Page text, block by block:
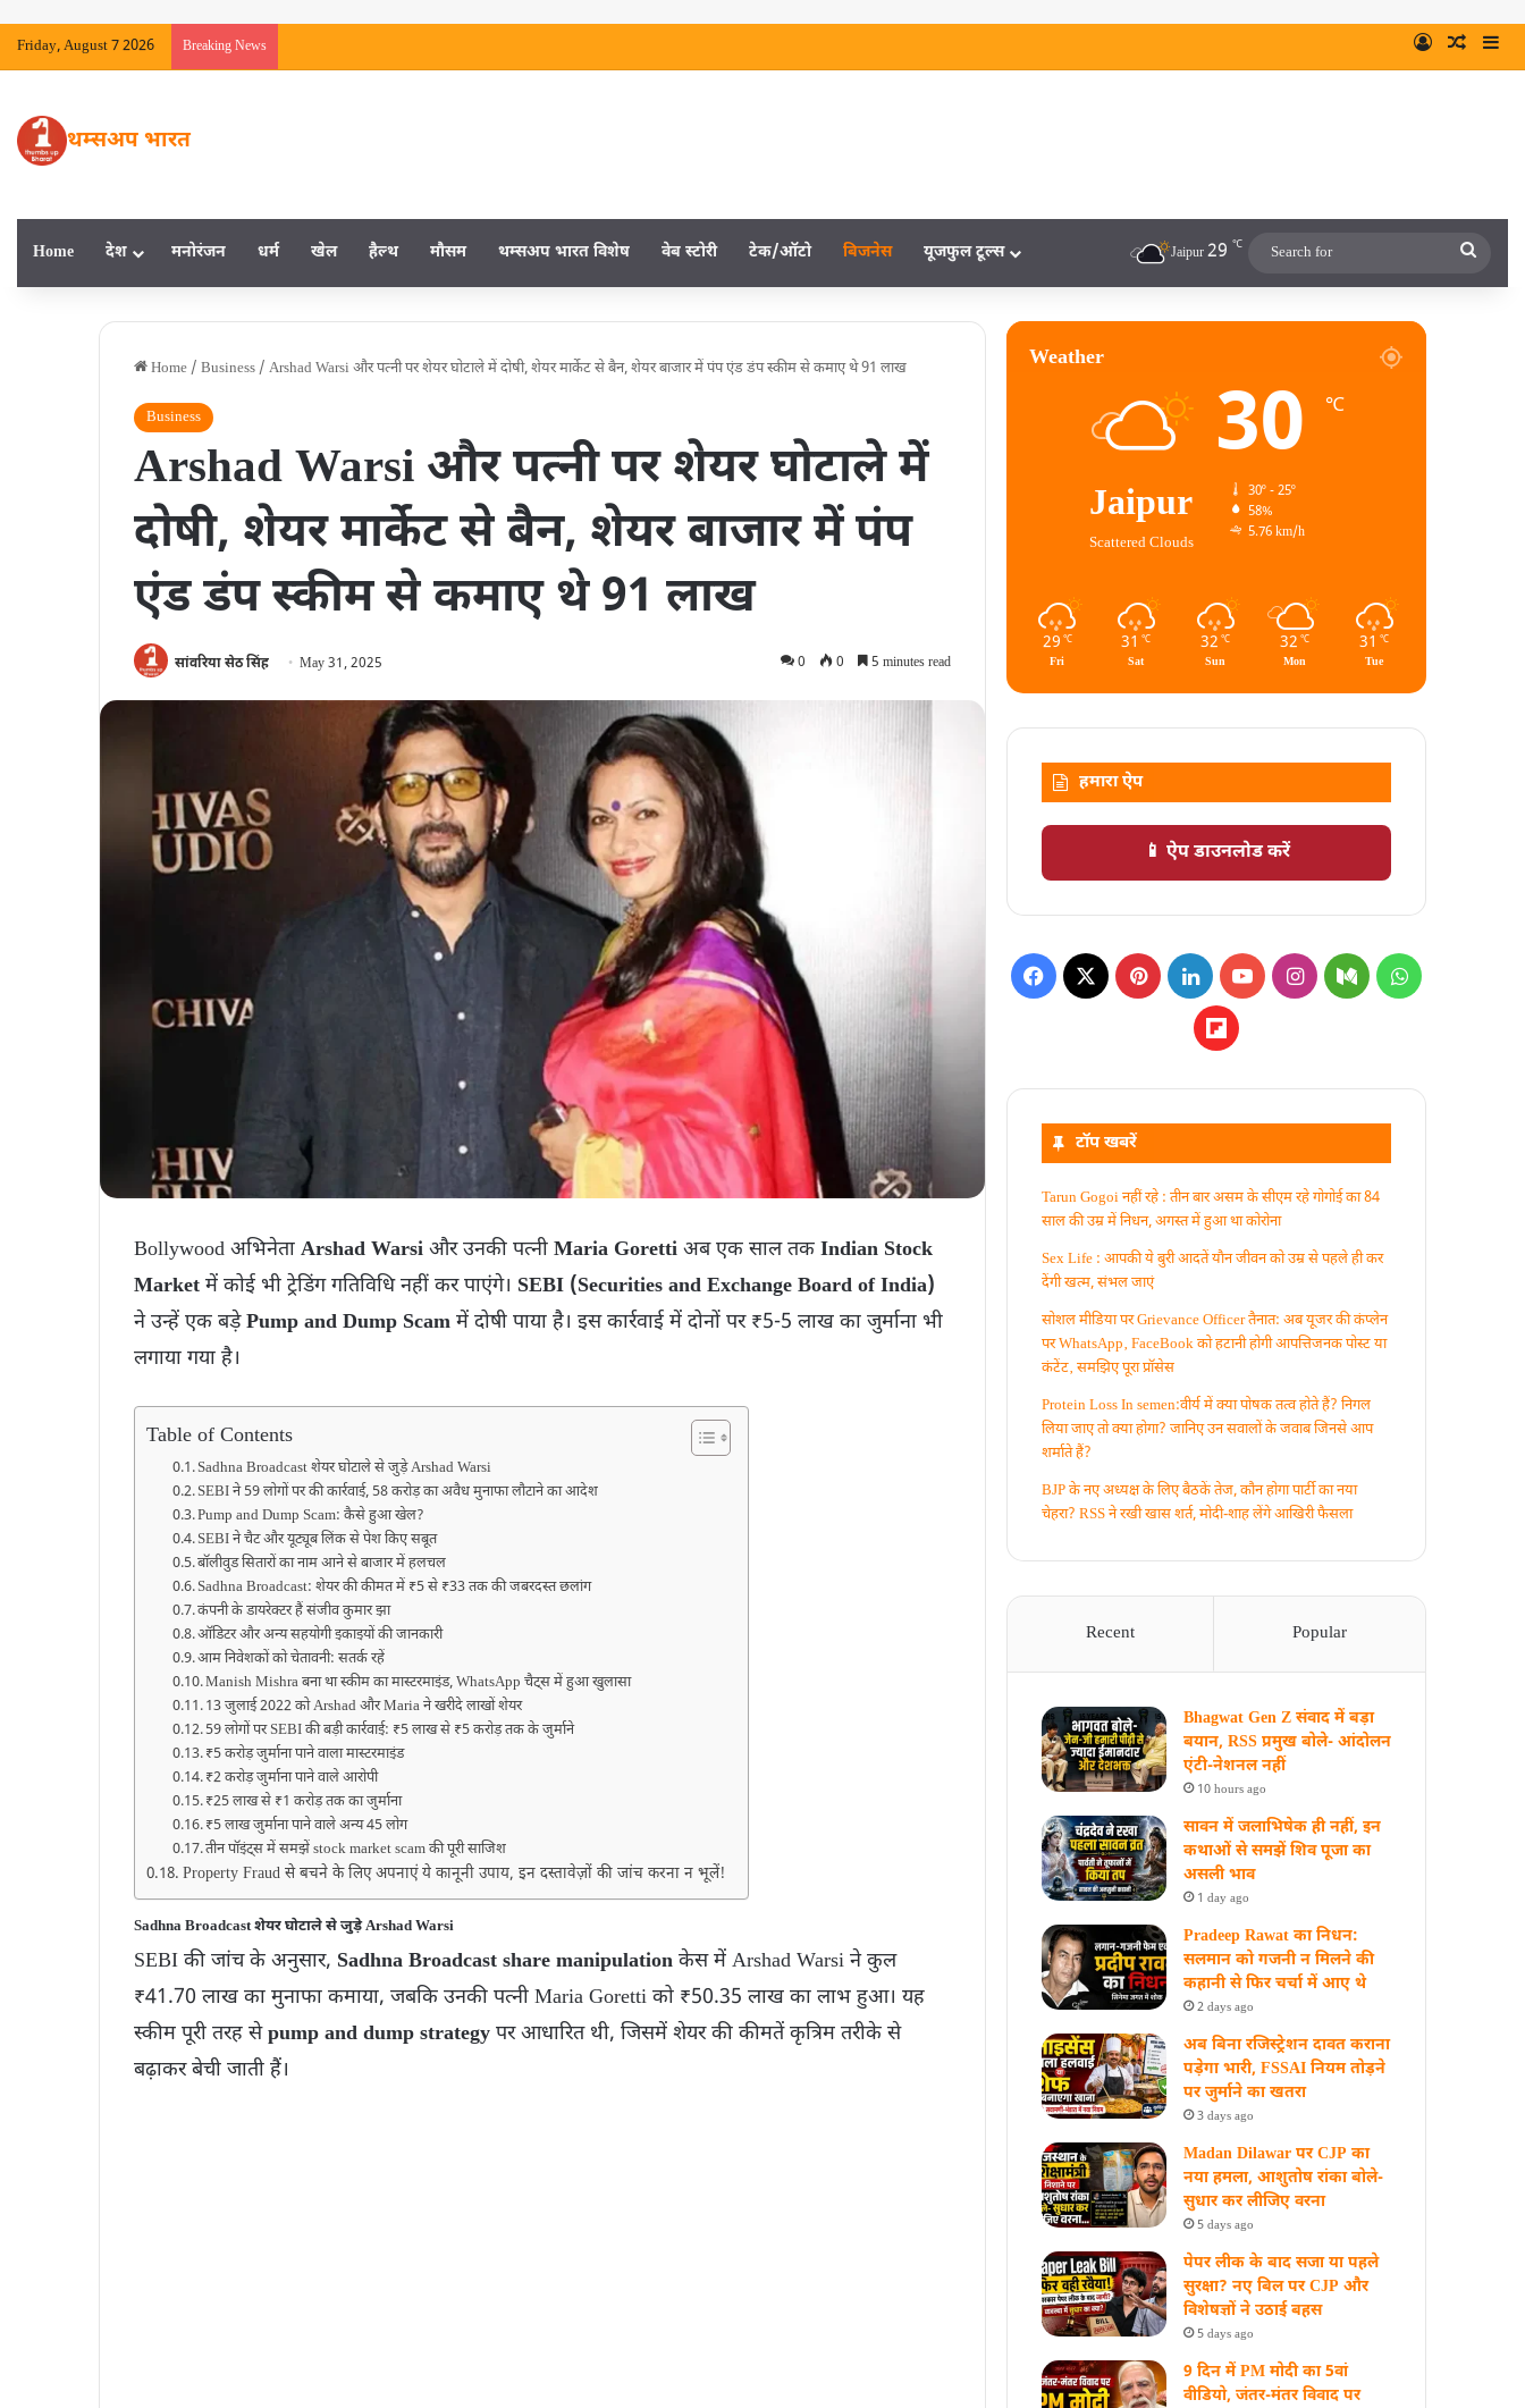
Friday, August 7 2026 Breaking News
थम्सअप भारत
Home देश मनाेरंजन धर्म खेल हैल्‍थ मौसम थम्‍सअप भारत विशेष वेब स्‍टोरी टेक/ऑटो बिजनेस यूजफुल टूल्‍स Jaipur29 ℃
Home / Business / Arshad Warsi और पत्नी पर शेयर घोटाले में दोषी, शेयर मार्केट से बैन, शेयर बाजार में पंप एंड डंप स्कीम से कमाए थे 91 लाख
Business
Arshad Warsi और पत्नी पर शेयर घोटाले में
दोषी, शेयर मार्केट से बैन, शेयर बाजार में पंप
एंड डंप स्कीम से कमाए थे 91 लाख
सांवरिया सेठ सिंह May 31, 2025 0 0 5 minutes read
Bollywood अभिनेता Arshad Warsi और उनकी पत्नी Maria Goretti अब एक साल तक Indian Stock
Market में कोई भी ट्रेडिंग गतिविधि नहीं कर पाएंगे। SEBI (Securities and Exchange Board of India)
ने उन्हें एक बड़ेPump and Dump Scam में दोषी पाया है। इस कार्रवाई में दोनों पर ₹5-5 लाख का जुर्माना भी
लगाया गया है।
Table of Contents
Sadhna Broadcast शेयर घोटाले से जुड़े Arshad Warsi
SEBI ने 59 लोगों पर की कार्रवाई, 58 करोड़ का अवैध मुनाफा लौटाने का आदेश
Pump and Dump Scam: कैसे हुआ खेल?
SEBI ने चैट और यूट्यूब लिंक से पेश किए सबूत
बॉलीवुड सितारों का नाम आने से बाजार में हलचल
Sadhna Broadcast: शेयर की कीमत में ₹5 से ₹33 तक की जबरदस्त छलांग
कंपनी के डायरेक्टर हैं संजीव कुमार झा
ऑडिटर और अन्य सहयोगी इकाइयों की जानकारी
आम निवेशकों को चेतावनी: सतर्क रहें
Manish Mishra बना था स्कीम का मास्टरमाइंड, WhatsApp चैट्स में हुआ खुलासा
13 जुलाई 2022 को Arshad और Maria ने खरीदे लाखों शेयर
59 लोगों पर SEBI की बड़ी कार्रवाई: ₹5 लाख से ₹5 करोड़ तक के जुर्माने
₹5 करोड़ जुर्माना पाने वाला मास्टरमाइंड
₹2 करोड़ जुर्माना पाने वाले आरोपी
₹25 लाख से ₹1 करोड़ तक का जुर्माना
₹5 लाख जुर्माना पाने वाले अन्य 45 लोग
तीन पॉइंट्स में समझें stock market scam की पूरी साजिश
Property Fraud से बचने के लिए अपनाएं ये कानूनी उपाय, इन दस्तावेज़ों की जांच करना न भूलें!
Sadhna Broadcast शेयर घोटाले से जुड़े Arshad Warsi
SEBI की जांच के अनुसार, Sadhna Broadcast share manipulation केस में Arshad Warsi ने कुल
₹41.70 लाख का मुनाफा कमाया, जबकि उनकी पत्नी Maria Goretti को ₹50.35 लाख का लाभ हुआ। यह
स्कीम पूरी तरह सेpump and dump strategy पर आधारित थी, जिसमें शेयर की कीमतें कृत्रिम तरीके से
बढ़ाकर बेची जाती हैं।
Weather
Jaipur
Scattered Clouds
30 ℃
30º - 25º
58%
5.76 km/h
29 ℃
Fri
31 ℃
Sat
32 ℃
Sun
32 ℃
Mon
31 ℃
Tue
हमारा ऐप
📱 ऐप डाउनलोड करें
टॉप खबरें
Tarun Gogoi नहीं रहे : तीन बार असम के सीएम रहे गोगोई का 84
साल की उम्र में निधन, अगस्त में हुआ था कोरोना
Sex Life : आपकी ये बुरी आदतें याैन जीवन को उम्र से पहले ही कर
देंगी खत्म, संभल जाएं
सोशल मीडिया पर Grievance Officer तैनात: अब यूजर की कंप्लेन
पर WhatsApp‚ FaceBook को हटानी होगी आपत्तिजनक पोस्ट या
कंटेंट‚ समझिए पूरा प्रॉसेस
Protein Loss In semen:वीर्य में क्या पोषक तत्व होते हैं? निगल
लिया जाए तो क्या होगा? जानिए उन सवालों के जवाब जिनसे आप
शर्माते हैं?
BJP के नए अध्यक्ष के लिए बैठकें तेज, कौन होगा पार्टी का नया
चेहरा? RSS ने रखी खास शर्त, मोदी-शाह लेंगे आखिरी फैसला
Recent Popular
Bhagwat Gen Z संवाद में बड़ा
बयान, RSS प्रमुख बोले- आंदोलन
एंटी-नेशनल नहीं
10 hours ago
सावन में जलाभिषेक ही नहीं, इन
कथाओं से समझें शिव पूजा का
असली भाव
1 day ago
Pradeep Rawat का निधन:
सलमान को गजनी न मिलने की
कहानी से फिर चर्चा में आए थे
2 days ago
अब बिना रजिस्ट्रेशन दावत कराना
पड़ेगा भारी, FSSAI नियम तोड़ने
पर जुर्माने का खतरा
3 days ago
Madan Dilawar पर CJP का
नया हमला, आशुतोष रांका बोले-
सुधार कर लीजिए वरना
5 days ago
पेपर लीक के बाद सजा या पहले
सुरक्षा? नए बिल पर CJP और
विशेषज्ञों ने उठाई बहस
5 days ago
9 दिन में PM मोदी का 5वां
वीडियो, जंतर-मंतर विवाद पर